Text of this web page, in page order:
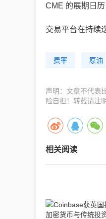
CME 的展期日
交易平台在持续
费率 原油
声明：文章不代表
险自担！转载请注
相关阅读